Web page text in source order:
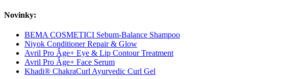
Novinky:
BEMA COSMETICI Sebum-Balance Shampoo
Niyok Conditioner Repair & Glow
Avril Pro Âge+ Eye & Lip Contour Treatment
Avril Pro Âge+ Face Serum
Khadi® ChakraCurl Ayurvedic Curl Gel